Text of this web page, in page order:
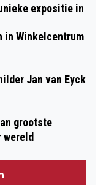
DAG
expositie in
Winkelcentrum
Jan van Eyck
grootste
wereld